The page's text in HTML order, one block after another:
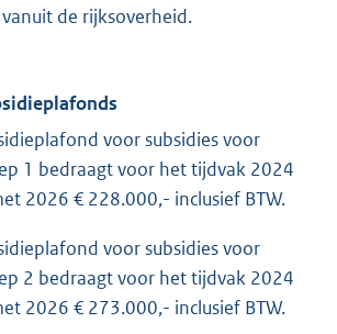
de rijksoverheid.
voor subsidies voor
1 bedraagt voor het tijdvak 2024
2026 € 228.000,- inclusief BTW.
voor subsidies voor
2 bedraagt voor het tijdvak 2024
2026 € 273.000,- inclusief BTW.